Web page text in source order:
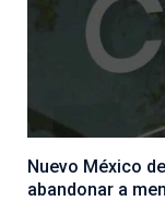
Nuevo México
abandonar a